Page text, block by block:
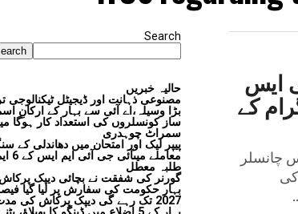
ایس
کے
چانسلر
کی
Search
حالیہ خبریں
مصنوعی ذہانت اور ڈیجیٹل
بڑا وسیلہ،اے آئی سے بہار کے ارکانِ
ساز کونسلروں کی استعداد کار ہوگا
سمراٹ چوہدری
پیپر لیک اور امتحان میں دھاندلی کے
طلبہ معطل
گورنر کی شفقت نے بچائی دیپک
2027 تک رہے گی دیپک پرکاش کی مدت کار